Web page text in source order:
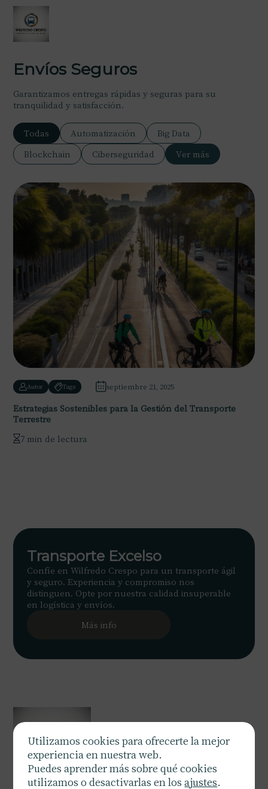
Envíos Seguros
Garantizamos entregas rápidas y seguras para su
tranquilidad y satisfacción.
Todas Automatización
Big Data
Blockchain
Ciberseguridad Ver más
Autor Tags septiembre 21, 2025
Estrategias Sostenibles para la Gestión del Transporte
Terrestre
7 min de lectura
Transporte Excelso
Confíe en Wilfredo Crespo para un transporte ágil
y seguro. Experiencia y compromiso nos
distinguen. Opte por nuestra calidad insuperable
en logística y envíos.
Más info
Utilizamos cookies para ofrecerte la mejor
experiencia en nuestra web.
Puedes aprender más sobre qué cookies
utilizamos o desactivarlas en losajustes.